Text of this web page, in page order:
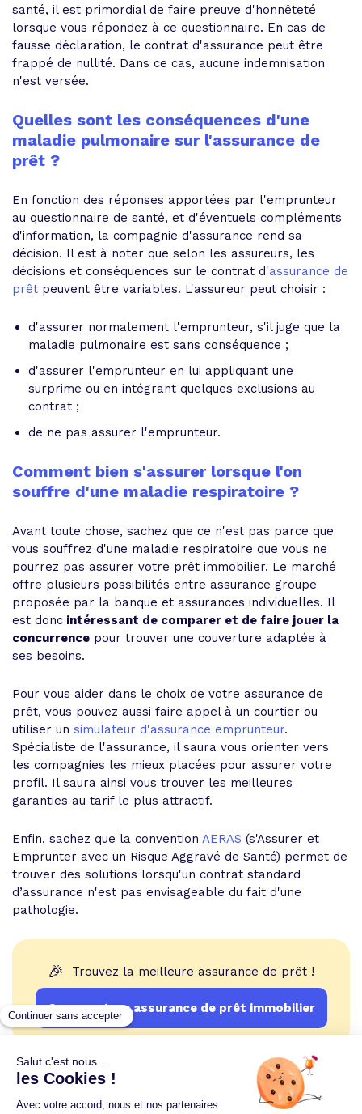
santé, il est primordial de faire preuve d'honnêteté
lorsque vous répondez à ce questionnaire. En cas de
fausse déclaration, le contrat d'assurance peut être
frappé de nullité. Dans ce cas, aucune indemnisation
n'est versée.
Quelles sont les conséquences d'une
maladie pulmonaire sur l'assurance de
prêt ?
En fonction des réponses apportées par l'emprunteur
au questionnaire de santé, et d'éventuels compléments
d'information, la compagnie d'assurance rend sa
décision. Il est à noter que selon les assureurs, les
décisions et conséquences sur le contrat d'assurance de
prêt peuvent être variables. L'assureur peut choisir :
d'assurer normalement l'emprunteur, s'il juge que la
maladie pulmonaire est sans conséquence ;
d'assurer l'emprunteur en lui appliquant une
surprime ou en intégrant quelques exclusions au
contrat ;
de ne pas assurer l'emprunteur.
Comment bien s'assurer lorsque l'on
souffre d'une maladie respiratoire ?
Avant toute chose, sachez que ce n'est pas parce que
vous souffrez d'une maladie respiratoire que vous ne
pourrez pas assurer votre prêt immobilier. Le marché
offre plusieurs possibilités entre assurance groupe
proposée par la banque et assurances individuelles. Il
est donc intéressant de comparer et de faire jouer la
concurrence pour trouver une couverture adaptée à
ses besoins.
Pour vous aider dans le choix de votre assurance de
prêt, vous pouvez aussi faire appel à un courtier ou
utiliser un simulateur d'assurance emprunteur.
Spécialiste de l'assurance, il saura vous orienter vers
les compagnies les mieux placées pour assurer votre
profil. Il saura ainsi vous trouver les meilleures
garanties au tarif le plus attractif.
Enfin, sachez que la convention AERAS (s'Assurer et
Emprunter avec un Risque Aggravé de Santé) permet de
trouver des solutions lorsqu'un contrat standard
d’assurance n'est pas envisageable du fait d'une
pathologie.
🎉 Trouvez la meilleure assurance de prêt !
Comparateur assurance de prêt immobilier